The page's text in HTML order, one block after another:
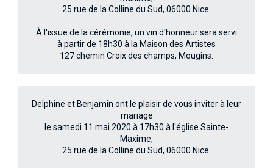
25 rue de la Colline du Sud, 06000 Nice.
À l'issue de la cérémonie, un vin d'honneur sera servi
à partir de 18h30 à la Maison des Artistes
127 chemin Croix des champs, Mougins.
Delphine et Benjamin ont le plaisir de vous inviter à leur
mariage
le samedi 11 mai 2020 à 17h30 à l'église Sainte-
Maxime,
25 rue de la Colline du Sud, 06000 Nice.